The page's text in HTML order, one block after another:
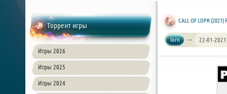
Торрент игры
Игры 2026
Игры 2025
Игры 2024
CALL OF LDPR
lorn 22-01-